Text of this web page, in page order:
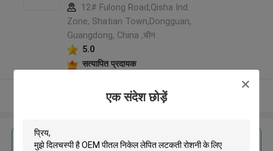
एक संदेश छोड़ें
12# Fulong Road,Qisha Ind.
Zone, Shatian Town,Dongguan,
Guangdong, China ,चीन
5.0
सत्यापित प्रदायक
और देखो
सबसे उत्तम प्रतिदान प्राप्त करें